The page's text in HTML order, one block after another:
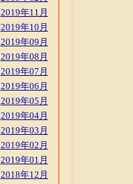
2019年11月
2019年10月
2019年09月
2019年08月
2019年07月
2019年06月
2019年05月
2019年04月
2019年03月
2019年02月
2019年01月
2018年12月